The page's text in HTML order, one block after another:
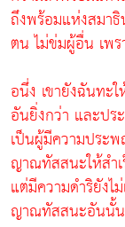
ถึงพร้อมแห่งสมาธิ
ตน ไม่ข่มผู้อื่น เพ
อนึ่ง เขายังฉันทะ
อันยิ่งกว่า และป
เป็นผู้มีความประ
ญาณทัสสนะให้สำ
แต่มีความดำริยังไ
ญาณทัสสนะอันนั้